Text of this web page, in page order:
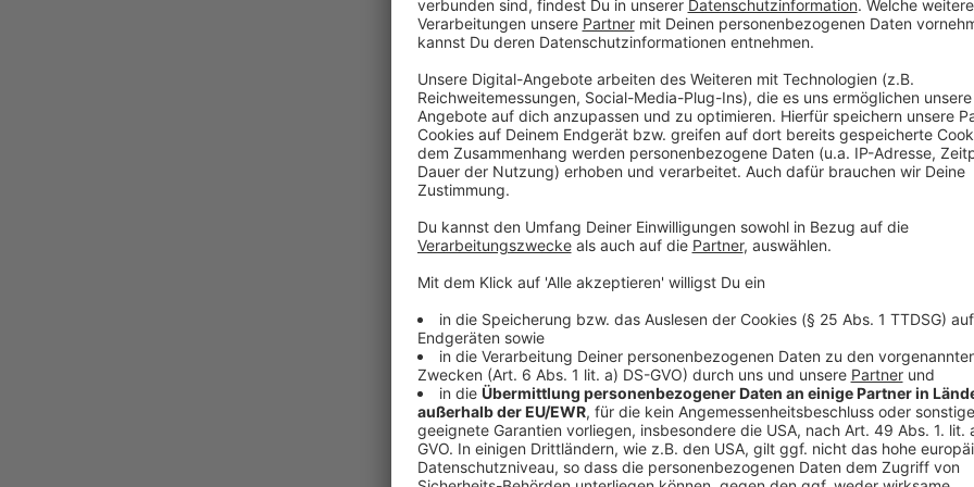
02.02. Miljö Konzert
05.02. Carnevalssitzung mit: Brings, Kuhl un de
06.02. Carnevalssitzung mit: Stadtrand, Bläck Fööss,
07.02. Carnevalssitzung mit: Fiasko, Bernd Stelter,
08.02. Carsalla Konzert
10.02 Domstürmer Konzert
11.02. Carnevalssitzung mit: Brings, Cat Ballou, Kuhl
abends: Carnevalssitzung mit: Bläck Fööss, Cat
12.02. Carnevalssitzung mit: Domstürmer, Cat